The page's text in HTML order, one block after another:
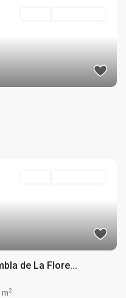
de La Flore...
m2